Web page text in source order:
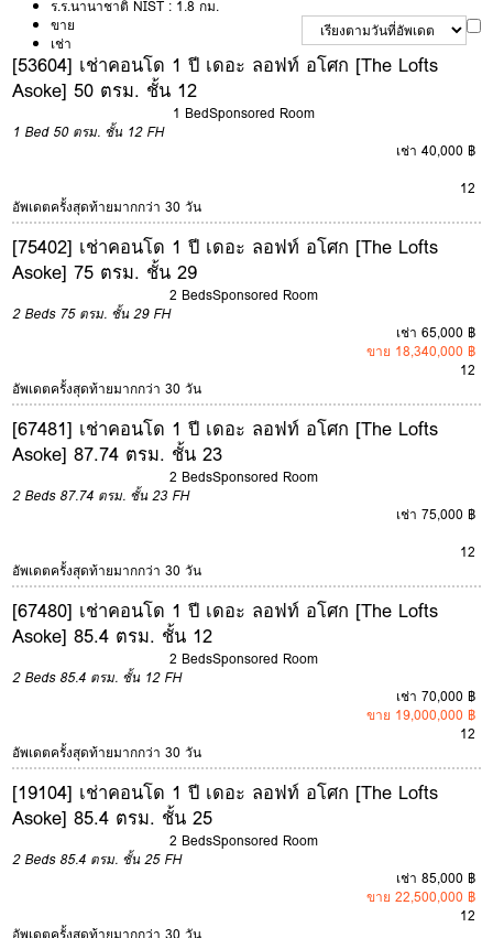
ร.ร.นานาชาติ NIST : 1.8 กม.
ขาย
เช่า
[53604] เช่าคอนโด 1 ปี เดอะ ลอฟท์ อโศก [The Lofts
Asoke] 50 ตรม. ชั้น 12
1 BedSponsored Room
1 Bed 50 ตรม. ชั้น 12 FH
เช่า 40,000 ฿
12
อัพเดตครั้งสุดท้ายมากกว่า 30 วัน
[75402] เช่าคอนโด 1 ปี เดอะ ลอฟท์ อโศก [The Lofts
Asoke] 75 ตรม. ชั้น 29
2 BedsSponsored Room
2 Beds 75 ตรม. ชั้น 29 FH
เช่า 65,000 ฿
ขาย 18,340,000 ฿
12
อัพเดตครั้งสุดท้ายมากกว่า 30 วัน
[67481] เช่าคอนโด 1 ปี เดอะ ลอฟท์ อโศก [The Lofts
Asoke] 87.74 ตรม. ชั้น 23
2 BedsSponsored Room
2 Beds 87.74 ตรม. ชั้น 23 FH
เช่า 75,000 ฿
12
อัพเดตครั้งสุดท้ายมากกว่า 30 วัน
[67480] เช่าคอนโด 1 ปี เดอะ ลอฟท์ อโศก [The Lofts
Asoke] 85.4 ตรม. ชั้น 12
2 BedsSponsored Room
2 Beds 85.4 ตรม. ชั้น 12 FH
เช่า 70,000 ฿
ขาย 19,000,000 ฿
12
อัพเดตครั้งสุดท้ายมากกว่า 30 วัน
[19104] เช่าคอนโด 1 ปี เดอะ ลอฟท์ อโศก [The Lofts
Asoke] 85.4 ตรม. ชั้น 25
2 BedsSponsored Room
2 Beds 85.4 ตรม. ชั้น 25 FH
เช่า 85,000 ฿
ขาย 22,500,000 ฿
12
อัพเดตครั้งสุดท้ายมากกว่า 30 วัน